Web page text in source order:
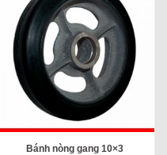
Bánh nòng gang 10×3